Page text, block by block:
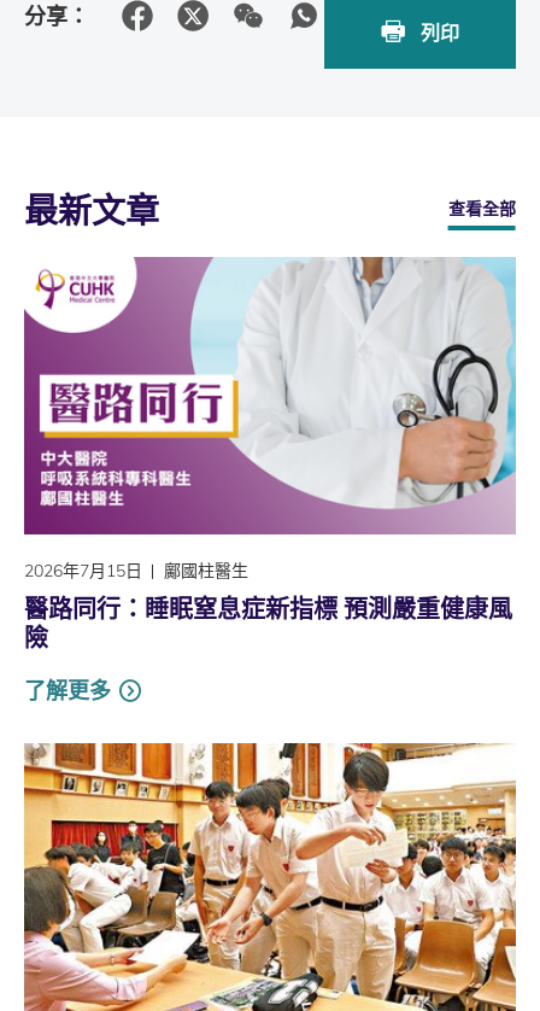
分享：
列印
最新文章 查看全部
2026年7月15日 鄺國柱醫生
醫路同行：睡眠窒息症新指標 預測嚴重健康風
險
了解更多